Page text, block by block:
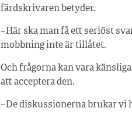
färdskrivaren betyder.
– Här ska man få ett seriöst
mobbning inte är tillåtet.
Och frågorna kan vara
att acceptera den.
– De diskussionerna brukar vi